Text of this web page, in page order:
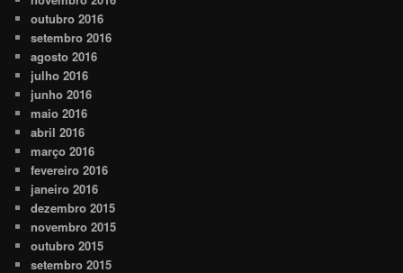
outubro 2016
setembro 2016
agosto 2016
julho 2016
junho 2016
maio 2016
abril 2016
março 2016
fevereiro 2016
janeiro 2016
dezembro 2015
novembro 2015
outubro 2015
setembro 2015